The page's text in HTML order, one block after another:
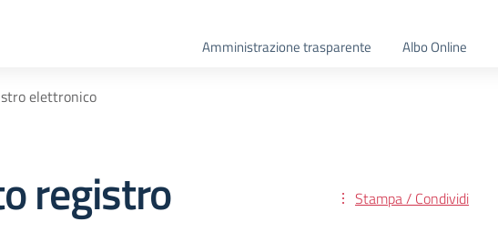
Amministrazione trasparente Albo Online
elettronico
registro
Stampa / Condividi